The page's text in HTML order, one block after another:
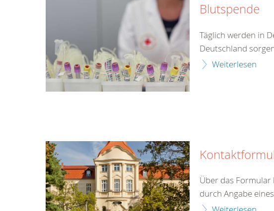
Blutspende
Täglich werden in
Deutschland
Weiterlesen
Über das Formular
durch Angabe